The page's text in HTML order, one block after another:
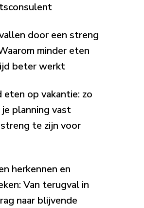
door een streng
minder eten
beter werkt
eten op vakantie: zo
je planning vast
te zijn voor
herkennen en
Van terugval in
naar blijvende